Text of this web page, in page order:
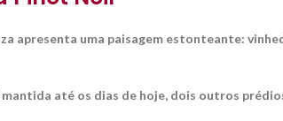
apresenta uma paisagem estonteante:
até os dias de hoje, dois outros